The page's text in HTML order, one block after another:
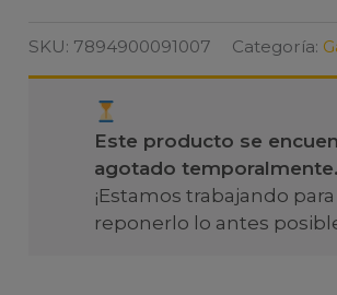
SKU: 7894900091007 Categoría:
Este producto se
agotado temporalmente.
¡Estamos trabajando para
reponerlo lo antes